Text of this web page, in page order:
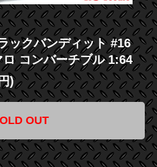
ックバンディット #16
コンバーチブル 1:64
)
OUT